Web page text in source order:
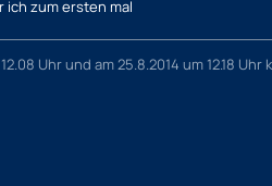
ich zum ersten mal
Uhr und am 25.8.2014 um 12.18